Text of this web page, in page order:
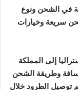
في الشحن ونوع
سريعة وخيارات
إلى المملكة
14 يومًا حسب المسافة وطريقة الشحن
توصيل الطرود خلال